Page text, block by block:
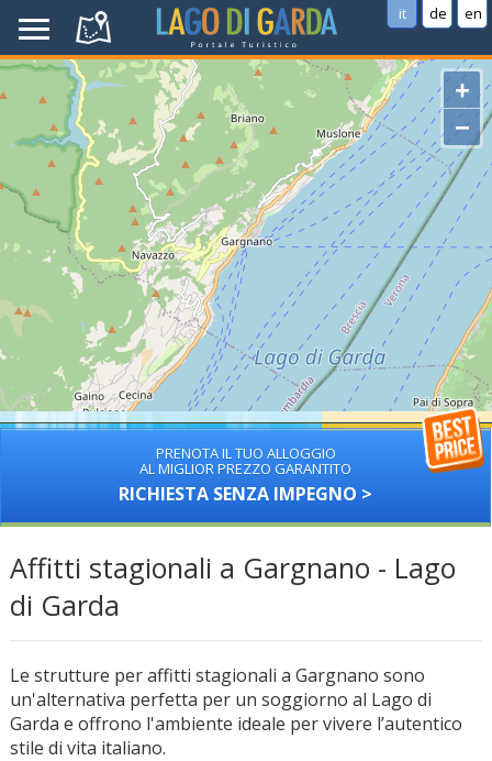
it de en
+
−
PRENOTA IL TUO ALLOGGIO
AL MIGLIOR PREZZO GARANTITO
RICHIESTA SENZA IMPEGNO >
Affitti stagionali a Gargnano - Lago
di Garda
Le strutture per affitti stagionali a Gargnano sono
un'alternativa perfetta per un soggiorno al Lago di
Garda e offrono l'ambiente ideale per vivere l’autentico
stile di vita italiano.